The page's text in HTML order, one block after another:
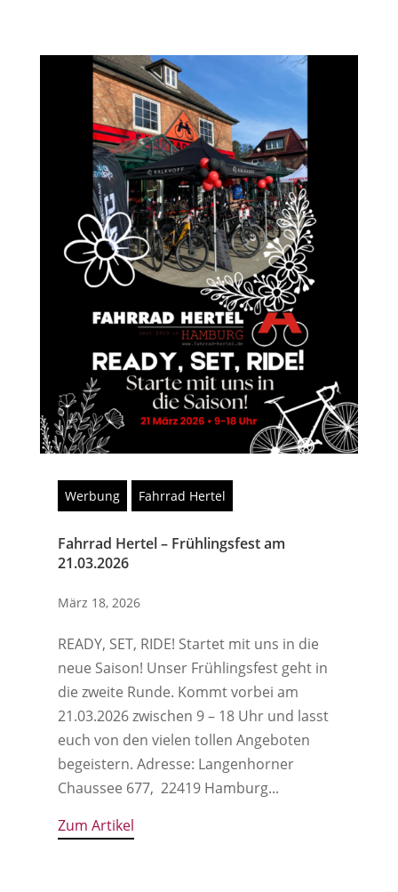
Werbung Fahrrad Hertel
Fahrrad Hertel – Frühlingsfest am
21.03.2026
März 18, 2026
READY, SET, RIDE! Startet mit uns in die
neue Saison! Unser Frühlingsfest geht in
die zweite Runde. Kommt vorbei am
21.03.2026 zwischen 9 – 18 Uhr und lasst
euch von den vielen tollen Angeboten
begeistern. Adresse: Langenhorner
Chaussee 677, 22419 Hamburg...
Zum Artikel